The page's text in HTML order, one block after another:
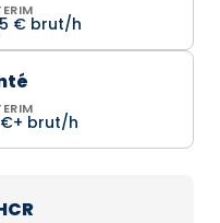
€ brut/h
€+ brut/h